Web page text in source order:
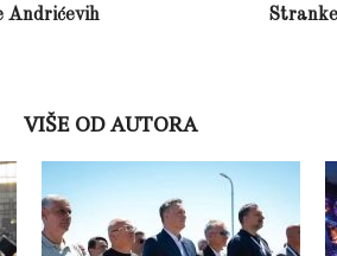
Andrićevih
VIŠE OD AUTORA